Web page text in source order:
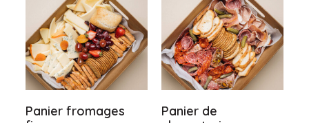
Panier fromages
Panier de